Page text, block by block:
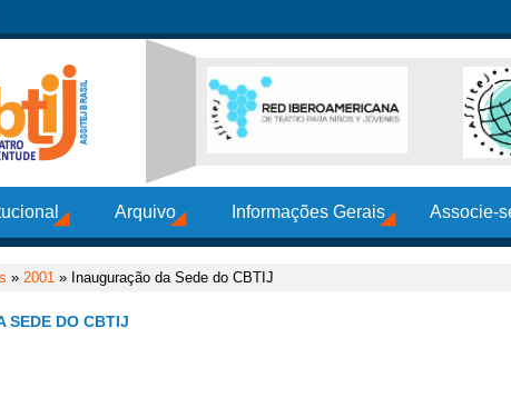
Arquivo Informações Gerais Associe-
» 2001 » Inauguração da Sede do CBTIJ
SEDE DO CBTIJ